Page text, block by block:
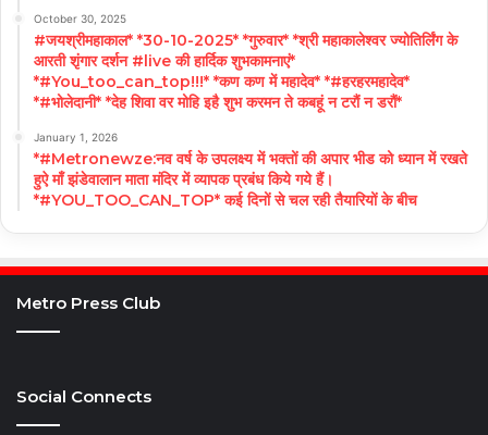
October 30, 2025
#जयश्रीमहाकाल* *30-10-2025* *गुरुवार* *श्री महाकालेश्वर ज्योतिर्लिंग के
आरती शृंगार दर्शन #live की हार्दिक शुभकामनाएं*
*#You_too_can_top!!!* *कण कण में महादेव* *#हरहरमहादेव*
*#भोलेदानी* *देह शिवा वर मोहि इहै शुभ करमन ते कबहूं न टरौं न डरौं*
January 1, 2026
*#Metronewze:नव वर्ष के उपलक्ष्य में भक्तों की अपार भीड को ध्यान में रखते
हुऐ माँ झंडेवालान माता मंदिर में व्यापक प्रबंध किये गये हैं।
*#YOU_TOO_CAN_TOP* कई दिनों से चल रही तैयारियों के बीच
Metro Press Club
Social Connects